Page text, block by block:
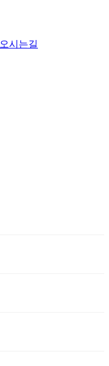
오시는길